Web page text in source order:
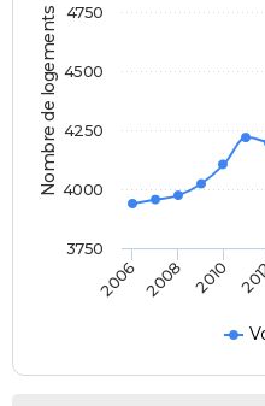
Nombre de logements
2006 2008 2010
3750
4000
4250
4500
4750